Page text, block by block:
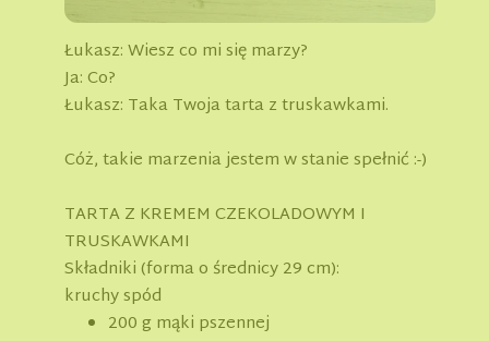
Łukasz: Wiesz co mi się marzy?
Ja: Co?
Łukasz: Taka Twoja tarta z truskawkami.
Cóż, takie marzenia jestem w stanie spełnić :-)
TARTA Z KREMEM CZEKOLADOWYM I
TRUSKAWKAMI
Składniki (forma o średnicy 29 cm):
kruchy spód
200 g mąki pszennej